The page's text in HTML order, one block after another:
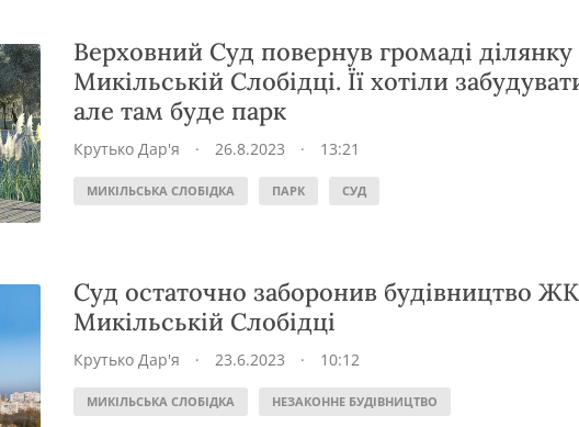
Верховний Суд повернув громаді ділянку
Микільській Слобідці. Її хотіли
але там буде парк
Крутько Дар'я · 26.8.2023 · 13:21
МИКІЛЬСЬКА СЛОБІДКА ПАРК СУД
Суд остаточно заборонив будівництво
Микільській Слобідці
Крутько Дар'я · 23.6.2023 · 10:12
МИКІЛЬСЬКА СЛОБІДКА НЕЗАКОННЕ БУДІВНИЦТВО